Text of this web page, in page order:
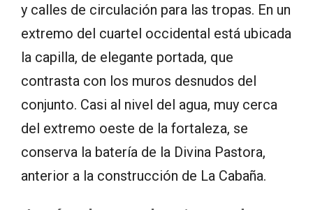
y calles de circulación para las tropas. En un
extremo del cuartel occidental está ubicada
la capilla, de elegante portada, que
contrasta con los muros desnudos del
conjunto. Casi al nivel del agua, muy cerca
del extremo oeste de la fortaleza, se
conserva la batería de la Divina Pastora,
anterior a la construcción de La Cabaña.